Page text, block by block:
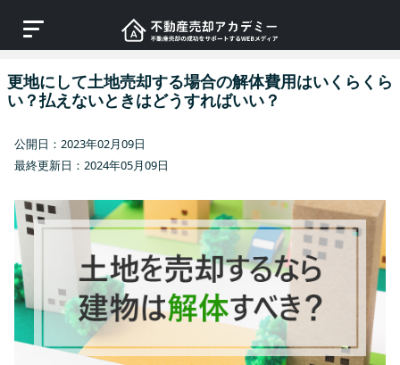
更地にして土地売却する場合の解体費用はいくらくら
い？払えないときはどうすればいい？
公開日：2023年02月09日
最終更新日：2024年05月09日